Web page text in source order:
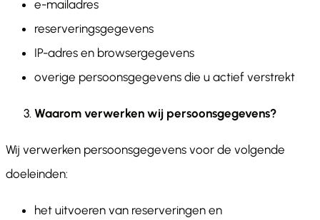
e-mailadres
reserveringsgegevens
IP-adres en browsergegevens
overige persoonsgegevens die u actief verstrekt
Waarom verwerken wij persoonsgegevens?
Wij verwerken persoonsgegevens voor de volgende
doeleinden:
het uitvoeren van reserveringen en